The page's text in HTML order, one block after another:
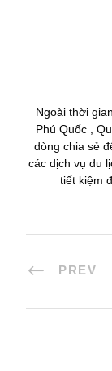
Ngoài thời
Phú Quốc ,
dòng chia sẻ
các dịch vụ du
tiết kiệm
PREV